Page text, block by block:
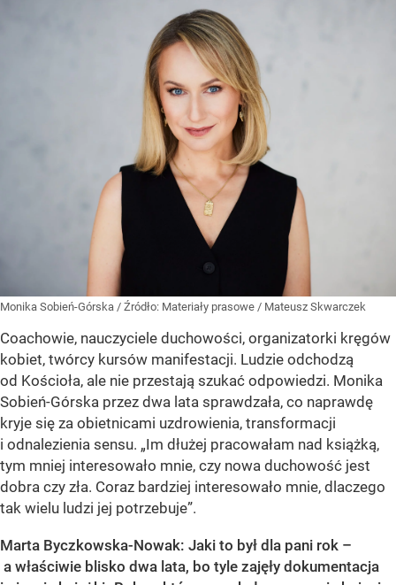
Monika Sobień-Górska / Źródło: Materiały prasowe / Mateusz Skwarczek
Coachowie, nauczyciele duchowości, organizatorki kręgów
kobiet, twórcy kursów manifestacji. Ludzie odchodzą
od Kościoła, ale nie przestają szukać odpowiedzi. Monika
Sobień-Górska przez dwa lata sprawdzała, co naprawdę
kryje się za obietnicami uzdrowienia, transformacji
i odnalezienia sensu. „Im dłużej pracowałam nad książką,
tym mniej interesowało mnie, czy nowa duchowość jest
dobra czy zła. Coraz bardziej interesowało mnie, dlaczego
tak wielu ludzi jej potrzebuje”.
Marta Byczkowska-Nowak: Jaki to był dla pani rok –
a właściwie blisko dwa lata, bo tyle zajęły dokumentacja